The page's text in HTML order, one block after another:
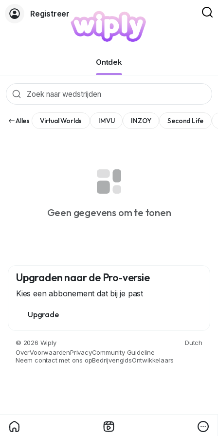
Registreer
Ontdek
Alles Virtual Worlds IMVU INZOY Second Life
Geen gegevens om te tonen
Upgraden naar de Pro-versie
Kies een abbonement dat bij je past
Upgrade
© 2026 Wiply
Dutch
OverVoorwaardenPrivacyCommunity Guideline
Neem contact met ons opBedrijvengidsOntwikkelaars